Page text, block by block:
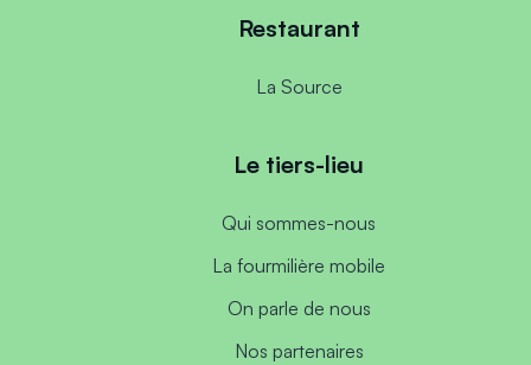
Restaurant
La Source
Le tiers-lieu
Qui sommes-nous
La fourmilière mobile
On parle de nous
Nos partenaires